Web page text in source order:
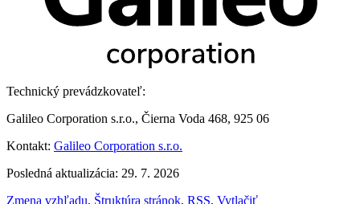
Technický prevádzkovateľ:
Galileo Corporation s.r.o., Čierna Voda 468, 925 06
Kontakt: Galileo Corporation s.r.o.
Posledná aktualizácia: 29. 7. 2026
Zmena vzhľadu, Štruktúra stránok, RSS, Vytlačiť